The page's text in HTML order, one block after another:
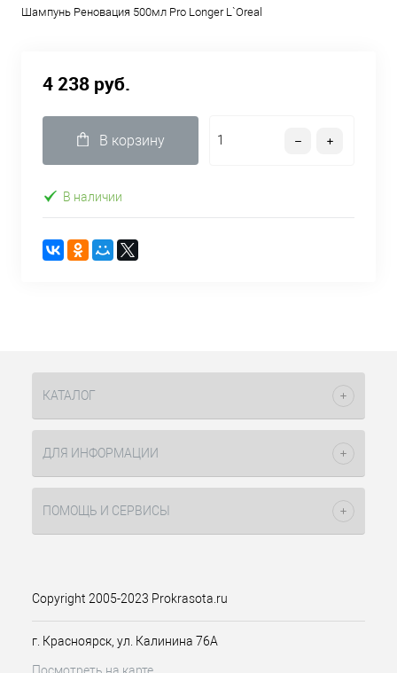
Шампунь Реновация 500мл Pro Longer L`Oreal
4 238 руб.
В корзину
В наличии
КАТАЛОГ
ДЛЯ ИНФОРМАЦИИ
ПОМОЩЬ И СЕРВИСЫ
Copyright 2005-2023 Prokrasota.ru
г. Красноярск, ул. Калинина 76А